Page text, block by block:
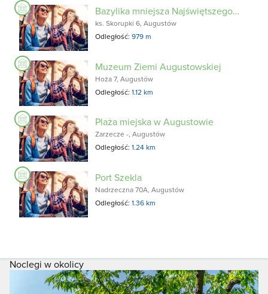
Bazylika mniejsza Najświętszego Serca Jezusowego
ks. Skorupki 6, Augustów
Odległość:979 m
Muzeum Ziemi Augustowskiej
Hoża 7, Augustów
Odległość:1.12 km
Plaża miejska w Augustowie
Zarzecze -, Augustów
Odległość:1.24 km
Port Szekla
Nadrzeczna 70A, Augustów
Odległość:1.36 km
Noclegi w okolicy